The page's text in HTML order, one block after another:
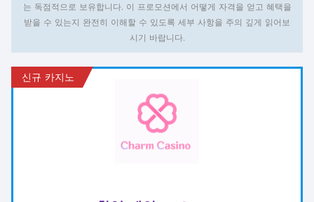
는 독점적으로 보유합니다. 이 프로모션에서 어떻게 자격을 얻고 혜택을
받을 수 있는지 완전히 이해할 수 있도록 세부 사항을 주의 깊게 읽어보
시기 바랍니다.
신규 카지노